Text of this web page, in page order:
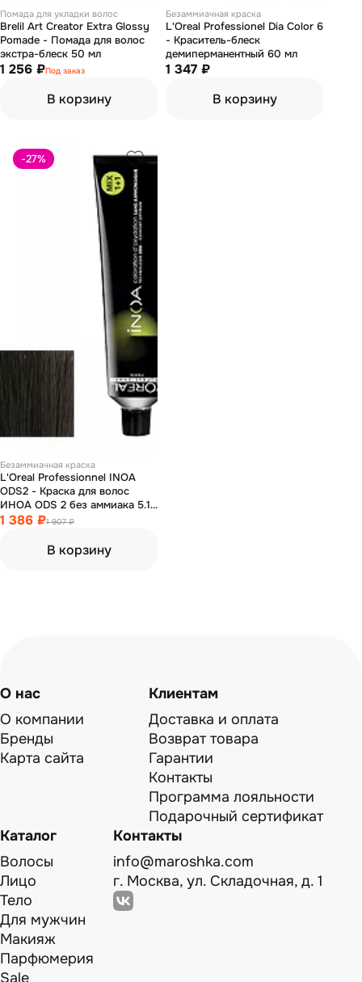
Помада для укладки волос
Brelil Art Creator Extra Glossy
Pomade - Помада для волос
экстра-блеск 50 мл
1 256 ₽Под заказ
В корзину
Безаммиачная краска
L'Oreal Professionel Dia Color 6
- Краситель-блеск
демиперманентный 60 мл
1 347 ₽
В корзину
-27%
Безаммиачная краска
L'Oreal Professionnel INOA
ODS2 - Краска для волос
ИНОА ODS 2 без аммиака 5.1
светлый шатен пепельный 60
1 386 ₽1 907 ₽
В корзину
О нас
О компании
Бренды
Карта сайта
Клиентам
Доставка и оплата
Возврат товара
Гарантии
Контакты
Программа лояльности
Подарочный сертификат
Каталог
Волосы
Лицо
Тело
Для мужчин
Макияж
Парфюмерия
Sale
Контакты
info@maroshka.com
г. Москва, ул. Складочная, д. 1